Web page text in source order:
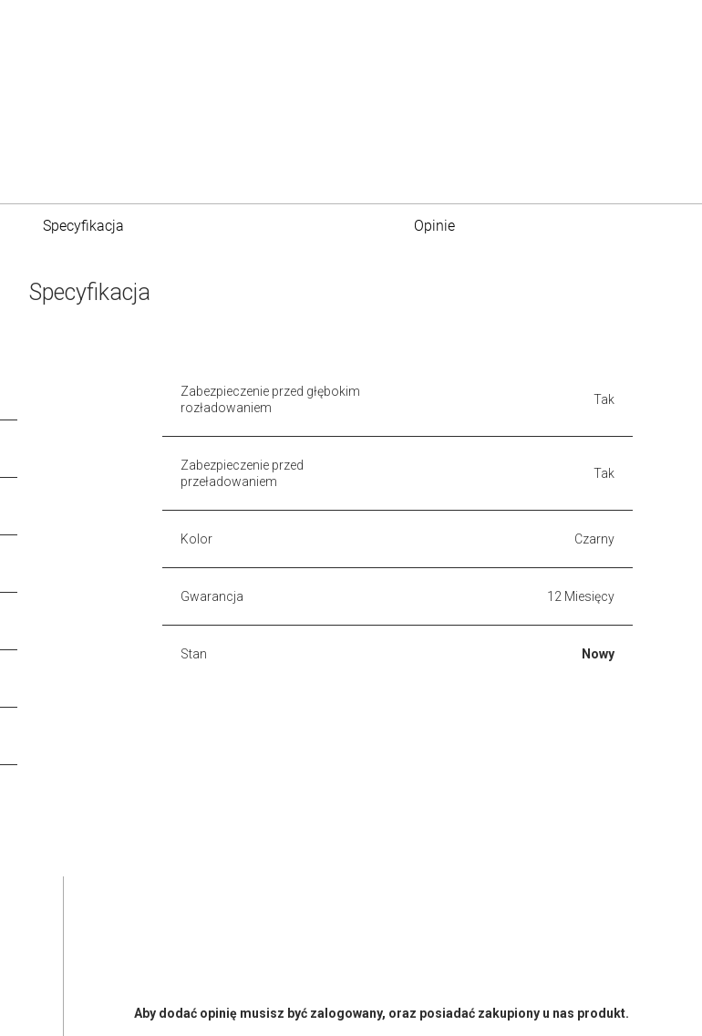
Specyfikacja Opinie
Specyfikacja
Zabezpieczenie przed głębokim
rozładowaniem
Tak
Zabezpieczenie przed
przeładowaniem
Tak
Kolor Czarny
Gwarancja 12 Miesięcy
Stan Nowy
Aby dodać opinię musisz być zalogowany, oraz posiadać zakupiony u nas produkt.